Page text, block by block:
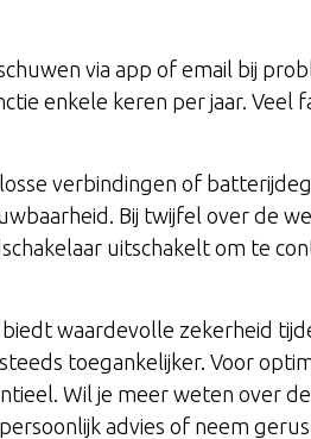
via app of email bij
enkele keren per jaar. Veel
verbindingen of
Bij twijfel over de
uitschakelt om te
waardevolle zekerheid
toegankelijker. Voor
Wil je meer weten over
advies of neem